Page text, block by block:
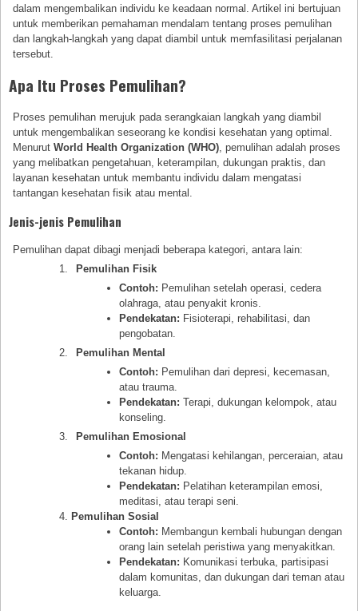
dalam mengembalikan individu ke keadaan normal. Artikel ini bertujuan
untuk memberikan pemahaman mendalam tentang proses pemulihan
dan langkah-langkah yang dapat diambil untuk memfasilitasi perjalanan
tersebut.
Apa Itu Proses Pemulihan?
Proses pemulihan merujuk pada serangkaian langkah yang diambil
untuk mengembalikan seseorang ke kondisi kesehatan yang optimal.
MenurutWorld Health Organization (WHO) , pemulihan adalah proses
yang melibatkan pengetahuan, keterampilan, dukungan praktis, dan
layanan kesehatan untuk membantu individu dalam mengatasi
tantangan kesehatan fisik atau mental.
Jenis-jenis Pemulihan
Pemulihan dapat dibagi menjadi beberapa kategori, antara lain:
Pemulihan Fisik
Contoh: Pemulihan setelah operasi, cedera
olahraga, atau penyakit kronis.
Pendekatan: Fisioterapi, rehabilitasi, dan
pengobatan.
Pemulihan Mental
Contoh: Pemulihan dari depresi, kecemasan,
atau trauma.
Pendekatan: Terapi, dukungan kelompok, atau
konseling.
Pemulihan Emosional
Contoh: Mengatasi kehilangan, perceraian, atau
tekanan hidup.
Pendekatan: Pelatihan keterampilan emosi,
meditasi, atau terapi seni.
Pemulihan Sosial
Contoh: Membangun kembali hubungan dengan
orang lain setelah peristiwa yang menyakitkan.
Pendekatan: Komunikasi terbuka, partisipasi
dalam komunitas, dan dukungan dari teman atau
keluarga.